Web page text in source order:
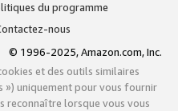
du programme
nous
© 1996-2025, Amazon.com, Inc.
et des outils similaires
») uniquement pour vous fournir
reconnaître lorsque vous vous